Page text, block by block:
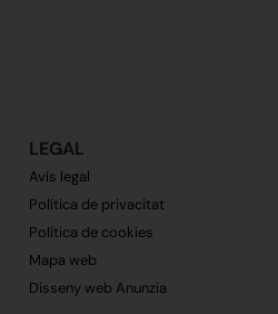
LEGAL
Avís legal
Política de privacitat
Política de cookies
Mapa web
Disseny web Anunzia